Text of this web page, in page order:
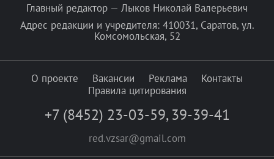
Главный редактор — Лыков Николай Валерьевич
Адрес редакции и учредителя: 410031, Саратов, ул.
Комсомольская, 52
О проекте Вакансии Реклама
Контакты
Правила цитирования
+7 (8452) 23-03-59, 39-39-41
red.vzsar@gmail.com